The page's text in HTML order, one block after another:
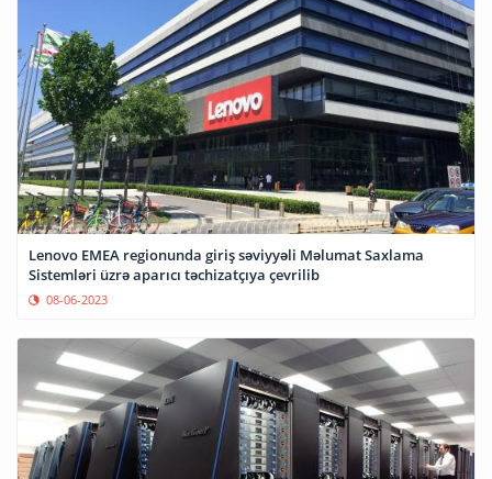
Lenovo EMEA regionunda giriş səviyyəli Məlumat Saxlama
Sistemləri üzrə aparıcı təchizatçıya çevrilib
08-06-2023